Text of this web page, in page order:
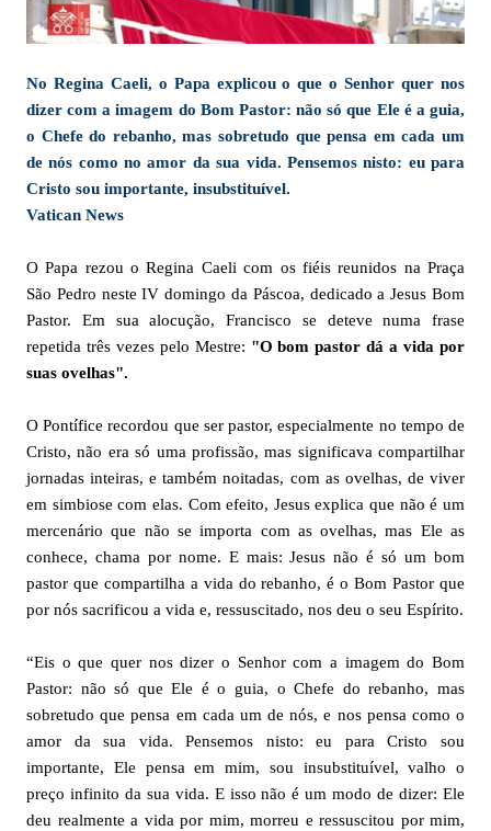
No Regina Caeli, o Papa explicou o que o Senhor quer nos
dizer com a imagem do Bom Pastor: não só que Ele é a guia,
o Chefe do rebanho, mas sobretudo que pensa em cada um
de nós como no amor da sua vida. Pensemos nisto: eu para
Cristo sou importante, insubstituível.
Vatican News
O Papa rezou o Regina Caeli com os fiéis reunidos na Praça
São Pedro neste IV domingo da Páscoa, dedicado a Jesus Bom
Pastor. Em sua alocução, Francisco se deteve numa frase
repetida três vezes pelo Mestre: "O bom pastor dá a vida por
suas ovelhas".
O Pontífice recordou que ser pastor, especialmente no tempo de
Cristo, não era só uma profissão, mas significava compartilhar
jornadas inteiras, e também noitadas, com as ovelhas, de viver
em simbiose com elas. Com efeito, Jesus explica que não é um
mercenário que não se importa com as ovelhas, mas Ele as
conhece, chama por nome. E mais: Jesus não é só um bom
pastor que compartilha a vida do rebanho, é o Bom Pastor que
por nós sacrificou a vida e, ressuscitado, nos deu o seu Espírito.
“Eis o que quer nos dizer o Senhor com a imagem do Bom
Pastor: não só que Ele é o guia, o Chefe do rebanho, mas
sobretudo que pensa em cada um de nós, e nos pensa como o
amor da sua vida. Pensemos nisto: eu para Cristo sou
importante, Ele pensa em mim, sou insubstituível, valho o
preço infinito da sua vida. E isso não é um modo de dizer: Ele
deu realmente a vida por mim, morreu e ressuscitou por mim,